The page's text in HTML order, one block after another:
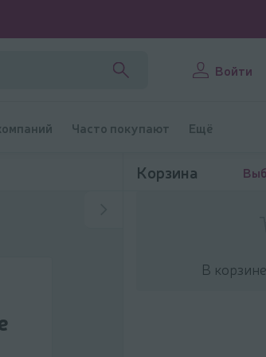
Войти
Часто покупают Ещё
Корзина
В